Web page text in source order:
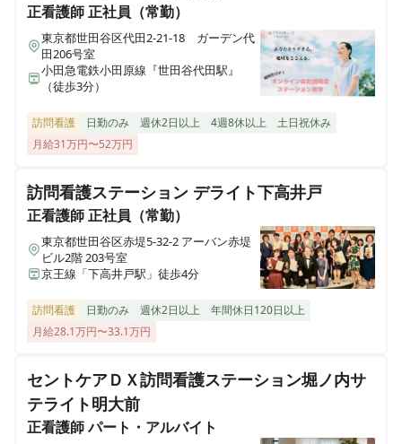
正看護師正社員（常勤）
東京都世田谷区代田2-21-18 ガーデン代
田206号室
小田急電鉄小田原線『世田谷代田駅』
（徒歩3分）
訪問看護 日勤のみ 週休2日以上 4週8休以上
土日祝休み
月給31万円〜52万円
訪問看護ステーション デライト下高井戸
正看護師正社員（常勤）
東京都世田谷区赤堤5-32-2 アーバン赤堤
ビル2階 203号室
京王線「下高井戸駅」徒歩4分
訪問看護 日勤のみ 週休2日以上
年間休日120日以上
月給28.1万円〜33.1万円
セントケアＤＸ訪問看護ステーション堀ノ内サ
テライト明大前
正看護師パート・アルバイト